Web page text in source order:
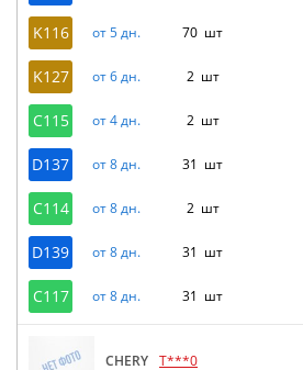
K116 от 5 дн. 70 шт
K127 от 6 дн. 2 шт
C115 от 4 дн. 2 шт
D137 от 8 дн. 31 шт
C114 от 8 дн. 2 шт
D139 от 8 дн. 31 шт
C117 от 8 дн. 31 шт
CHERY T***0